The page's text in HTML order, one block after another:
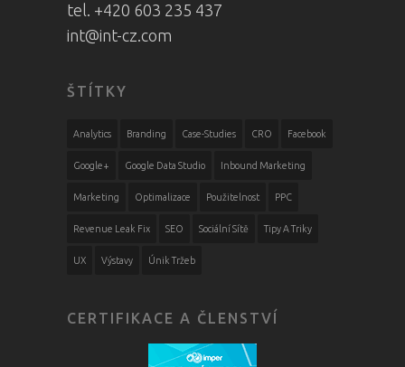
tel. +420 603 235 437
int@int-cz.com
ŠTÍTKY
Analytics Branding Case-Studies CRO Facebook
Google+ Google Data Studio Inbound Marketing
Marketing Optimalizace Použitelnost PPC
Revenue Leak Fix SEO Sociální Sítě Tipy A Triky
UX Výstavy Únik Tržeb
CERTIFIKACE A ČLENSTVÍ